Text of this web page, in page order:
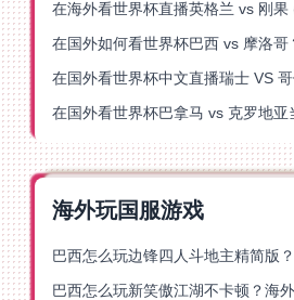
海外玩国服游戏